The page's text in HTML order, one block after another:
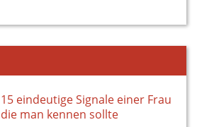
15 eindeutige Signale einer Frau
die man kennen sollte